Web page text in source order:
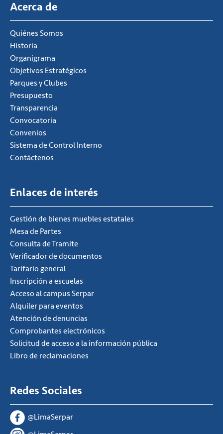
Acerca de
Quiénes Somos
Historia
Organigrama
Objetivos Estratégicos
Parques y Clubes
Presupuesto
Transparencia
Convocatoria
Convenios
Sistema de Control Interno
Contáctenos
Enlaces de interés
Gestión de bienes muebles estatales
Mesa de Partes
Consulta de Tramite
Verificador de documentos
Tarifario general
Inscripción a escuelas
Acceso al campus Serpar
Alquiler para eventos
Atención de denuncias
Comprobantes electrónicos
Solicitud de acceso a la información pública
Libro de reclamaciones
Redes Sociales
@LimaSerpar